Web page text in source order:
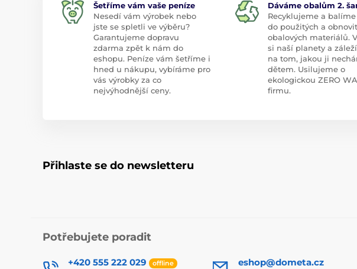
Šetříme vám vaše peníze
Nesedí vám výrobek nebo
jste se spletli ve výběru?
Garantujeme dopravu
zdarma zpět k nám do
eshopu. Peníze vám šetříme i
hned u nákupu, vybíráme pro
vás výrobky za co
nejvýhodnější ceny.
Dáváme obalům 2.
Recyklujeme a balíme
do použitých a
obalových materiálů.
si naší planety a
na tom, jakou ji
dětem. Usilujeme o
ekologickou ZERO
firmu.
Přihlaste se do newsletteru
Potřebujete poradit
+420 555 222 029 offline eshop@dometa.cz